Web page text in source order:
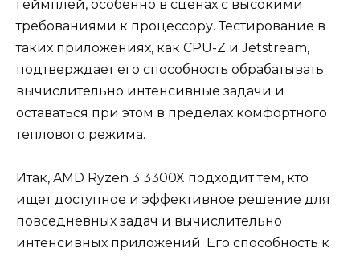
геймплей, особенно в сценах с высокими
требованиями к процессору. Тестирование в
таких приложениях, как CPU-Z и Jetstream,
подтверждает его способность обрабатывать
вычислительно интенсивные задачи и
оставаться при этом в пределах комфортного
теплового режима.
Итак, AMD Ryzen 3 3300X подходит тем, кто
ищет доступное и эффективное решение для
повседневных задач и вычислительно
интенсивных приложений. Его способность к